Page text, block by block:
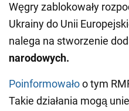
Węgry zablokowały
Ukrainy do Unii
nalega na stworzenie
narodowych.
Poinformowałoo tym
Takie działania mogą